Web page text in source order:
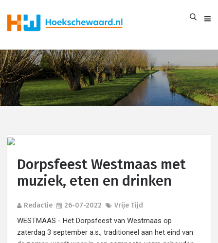
Dorpsfeest Westmaas met
muziek, eten en drinken
Redactie 26-07-2022 Vrije Tijd
WESTMAAS - Het Dorpsfeest van Westmaas op
zaterdag 3 september a.s., traditioneel aan het eind van